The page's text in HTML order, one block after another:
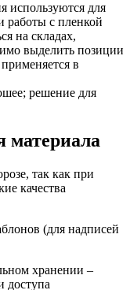
используются для
работы с пленкой
на складах,
выделить позиции
в
решение для
материала
так как при
качества
(для надписей
хранении –
доступа